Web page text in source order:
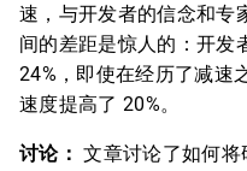
速，与开发者的信念和专
间的差距是惊人的：开发
24%，即使在经历了减速
速度提高了 20%。
讨论： 文章讨论了如何